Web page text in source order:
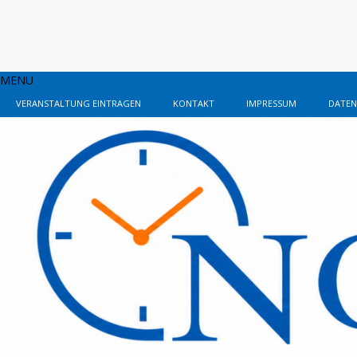
MENU
VERANSTALTUNG EINTRAGEN KONTAKT IMPRESSUM